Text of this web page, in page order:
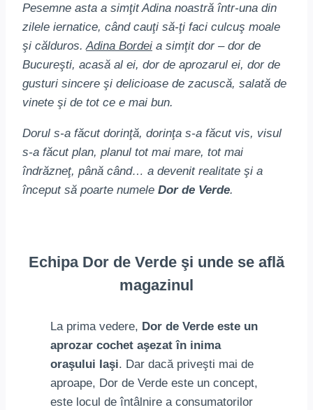
Pesemne asta a simţit Adina noastră într-una din
zilele iernatice, când cauţi să-ţi faci culcuş moale
şi călduros. Adina Bordei a simţit dor – dor de
Bucureşti, acasă al ei, dor de aprozarul ei, dor de
gusturi sincere şi delicioase de zacuscă, salată de
vinete şi de tot ce e mai bun.
Dorul s-a făcut dorinţă, dorinţa s-a făcut vis, visul
s-a făcut plan, planul tot mai mare, tot mai
îndrăzneţ, până când… a devenit realitate şi a
început să poarte numele Dor de Verde.
Echipa Dor de Verde şi unde se află
magazinul
La prima vedere, Dor de Verde este un
aprozar cochet aşezat în inima
oraşului Iaşi. Dar dacă priveşti mai de
aproape, Dor de Verde este un concept,
este locul de întâlnire a consumatorilor